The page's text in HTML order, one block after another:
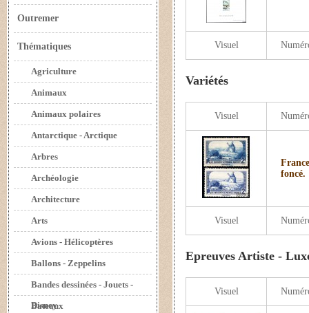
Outremer
Thématiques
Agriculture
Animaux
Animaux polaires
Antarctique - Arctique
Arbres
Archéologie
Architecture
Arts
Avions - Hélicoptères
Ballons - Zeppelins
Bandes dessinées - Jouets -
Disney
Bateaux
Visuel
Variétés
Visuel
Visuel
foncé.
Epreuves Artiste -
Visuel